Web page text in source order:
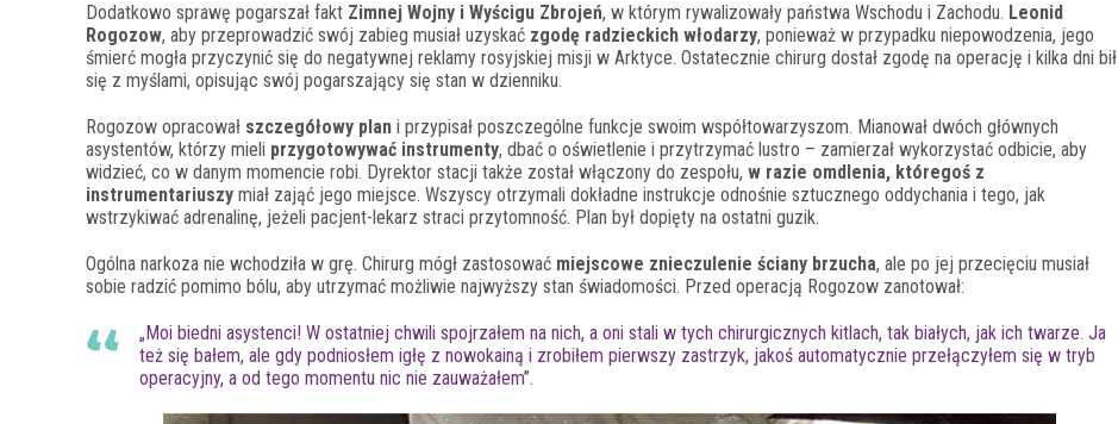
Dodatkowo sprawę pogarszał fakt Zimnej Wojny i Wyścigu Zbrojeń, w którym rywalizowały państwa Wschodu i Zachodu. Leonid
Rogozow, aby przeprowadzić swój zabieg musiał uzyskać zgodę radzieckich włodarzy, ponieważ w przypadku niepowodzenia, jego
śmierć mogła przyczynić się do negatywnej reklamy rosyjskiej misji w Arktyce. Ostatecznie chirurg dostał zgodę na operację i kilka dni bił
się z myślami, opisując swój pogarszający się stan w dzienniku.
Rogozow opracował szczegółowy plan i przypisał poszczególne funkcje swoim współtowarzyszom. Mianował dwóch głównych
asystentów, którzy mieli przygotowywać instrumenty, dbać o oświetlenie i przytrzymać lustro – zamierzał wykorzystać odbicie, aby
widzieć, co w danym momencie robi. Dyrektor stacji także został włączony do zespołu, w razie omdlenia, któregoś z
instrumentariuszy miał zająć jego miejsce. Wszyscy otrzymali dokładne instrukcje odnośnie sztucznego oddychania i tego, jak
wstrzykiwać adrenalinę, jeżeli pacjent-lekarz straci przytomność. Plan był dopięty na ostatni guzik.
Ogólna narkoza nie wchodziła w grę. Chirurg mógł zastosować miejscowe znieczulenie ściany brzucha, ale po jej przecięciu musiał
sobie radzić pomimo bólu, aby utrzymać możliwie najwyższy stan świadomości. Przed operacją Rogozow zanotował:
„Moi biedni asystenci! W ostatniej chwili spojrzałem na nich, a oni stali w tych chirurgicznych kitlach, tak białych, jak ich twarze. Ja
też się bałem, ale gdy podniosłem igłę z nowokainą i zrobiłem pierwszy zastrzyk, jakoś automatycznie przełączyłem się w tryb
operacyjny, a od tego momentu nic nie zauważałem”.